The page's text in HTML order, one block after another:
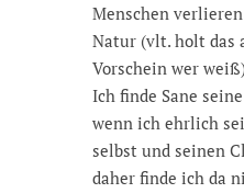
Menschen
Natur (vlt. holt das
Vorschein wer
Ich finde Sane
wenn ich ehrlich
selbst und seinen
daher finde ich da